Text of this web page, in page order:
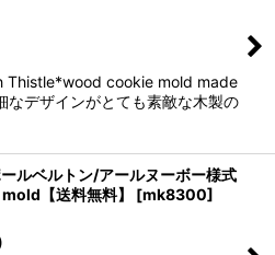
Thistle*wood cookie mold made
なデザインがとても素敵な木製の
ールベルトン/アールヌーボー様式
【送料無料】
[mk8300]